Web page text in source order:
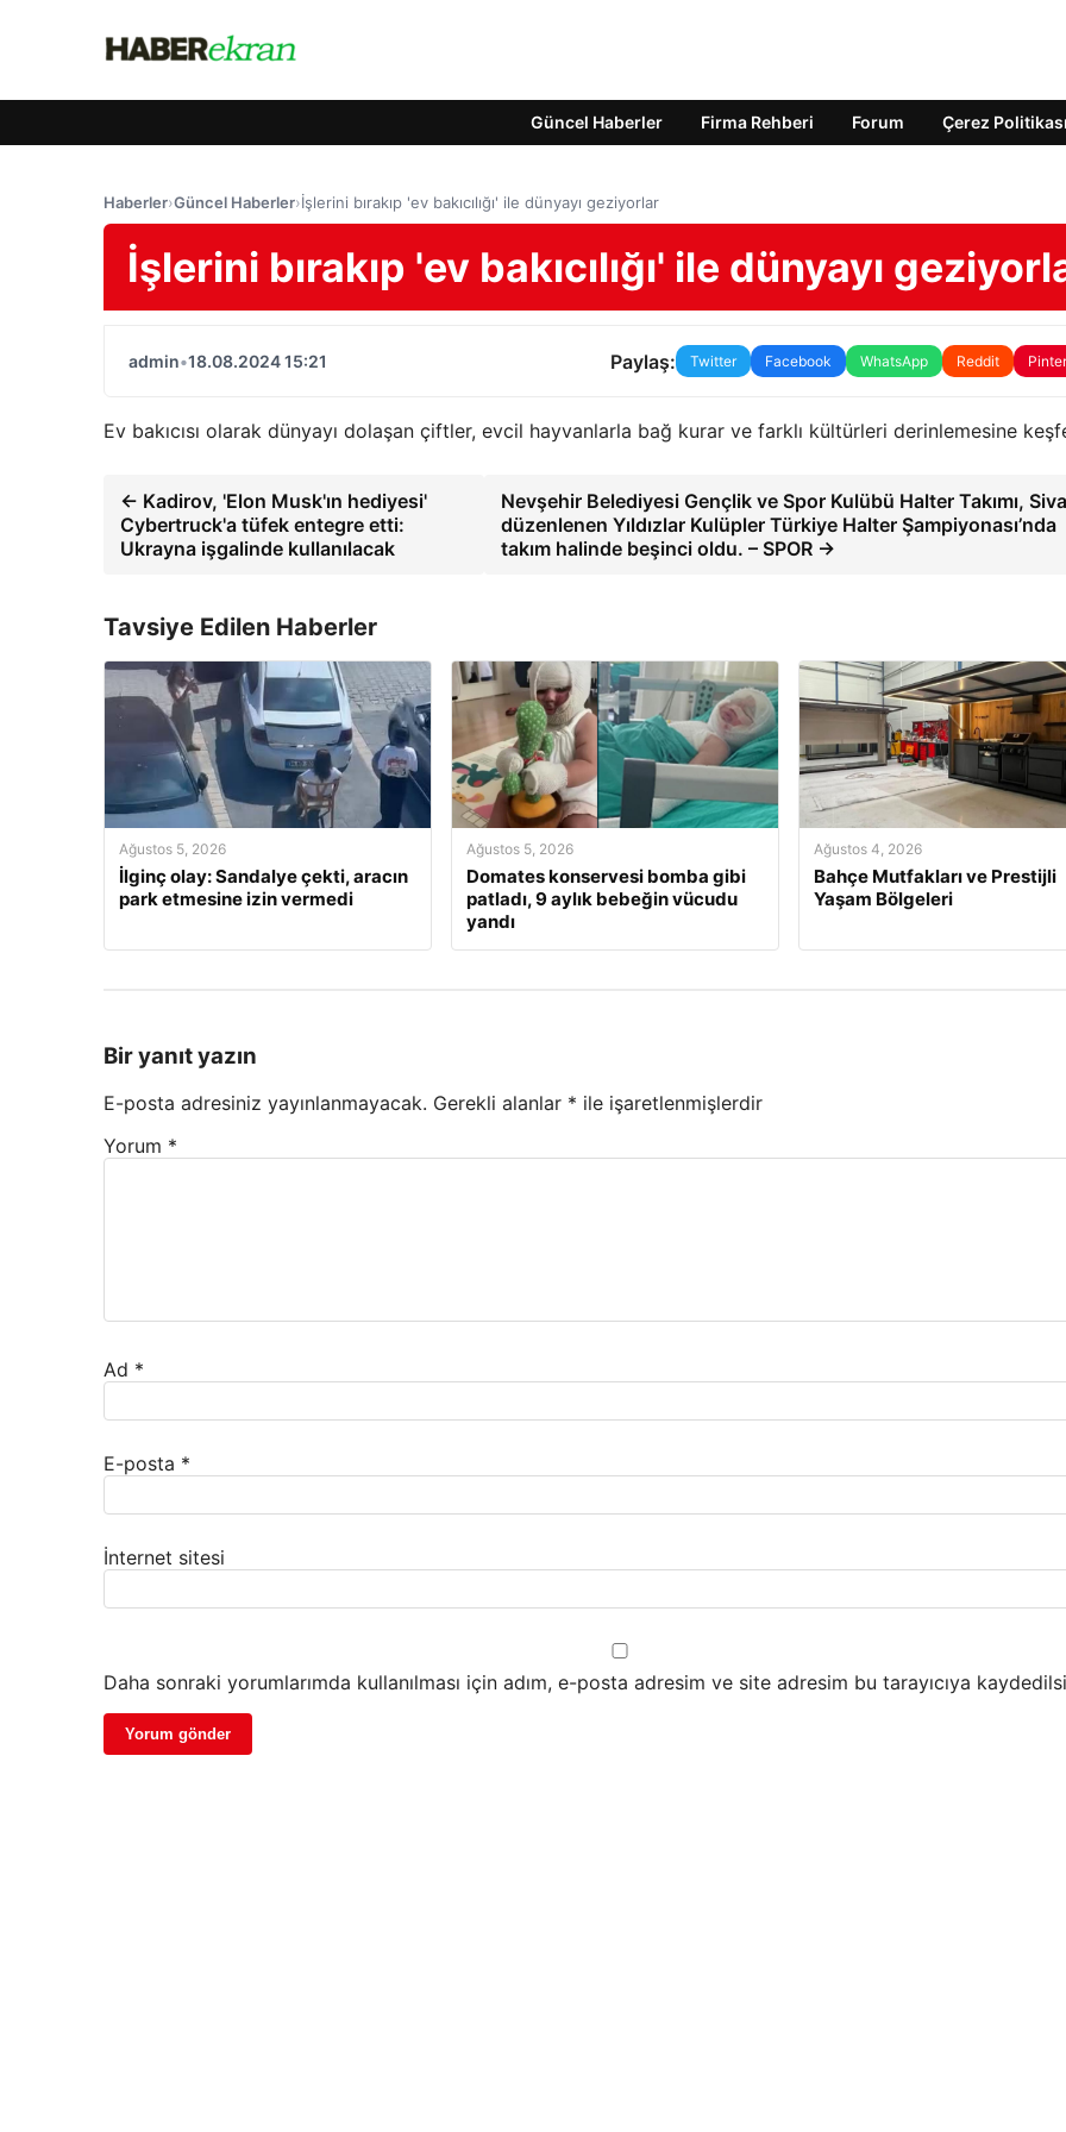
Güncel Haberler Firma Rehberi Forum Çerez Politikası
Haberler›Güncel Haberler›İşlerini bırakıp 'ev bakıcılığı' ile dünyayı geziyorlar
İşlerini bırakıp 'ev bakıcılığı' ile dünyayı
admin•18.08.2024 15:21 Paylaş: Twitter Facebook WhatsApp Reddit
Ev bakıcısı olarak dünyayı dolaşan çiftler, evcil hayvanlarla bağ kurar ve farklı kültürleri derinlemesine
← Kadirov, 'Elon Musk'ın hediyesi'
Cybertruck'a tüfek entegre etti:
Ukrayna işgalinde kullanılacak
Nevşehir Belediyesi Gençlik ve Spor Kulübü Halter Takımı,
düzenlenen Yıldızlar Kulüpler Türkiye Halter Şampiyonası’nda
takım halinde beşinci oldu. – SPOR →
Tavsiye Edilen Haberler
Ağustos 5, 2026
İlginç olay: Sandalye çekti, aracın
park etmesine izin vermedi
Ağustos 5, 2026
Domates konservesi bomba gibi
patladı, 9 aylık bebeğin vücudu
yandı
Ağustos 4, 2026
Bahçe Mutfakları ve Prestijli
Yaşam Bölgeleri
Bir yanıt yazın
E-posta adresiniz yayınlanmayacak. Gerekli alanlar * ile işaretlenmişlerdir
Yorum *
Ad *
E-posta *
İnternet sitesi
Daha sonraki yorumlarımda kullanılması için adım, e-posta adresim ve site adresim bu tarayıcıya